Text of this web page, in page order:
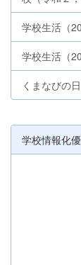
学校生活（
学校生活（
くまなびの日
学校情報化